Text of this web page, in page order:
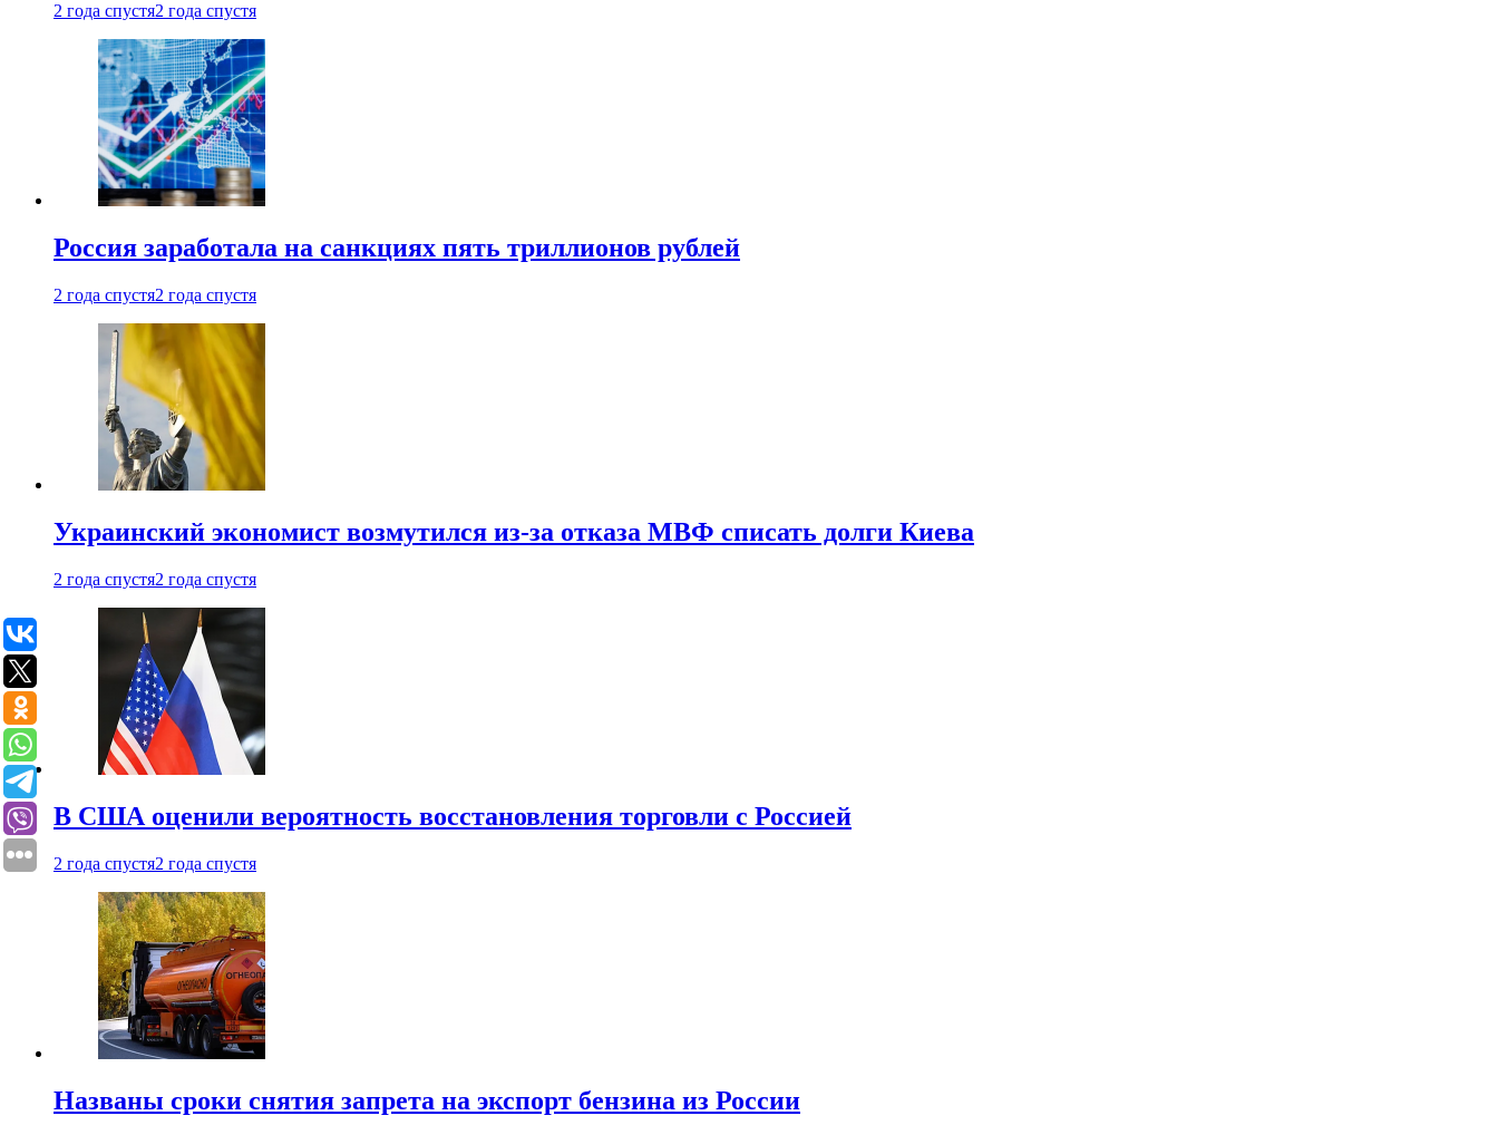
2 года спустя2 года спустя
Россия заработала на санкциях пять триллионов рублей
2 года спустя2 года спустя
Украинский экономист возмутился из-за отказа МВФ списать долги Киева
2 года спустя2 года спустя
В США оценили вероятность восстановления торговли с Россией
2 года спустя2 года спустя
Названы сроки снятия запрета на экспорт бензина из России